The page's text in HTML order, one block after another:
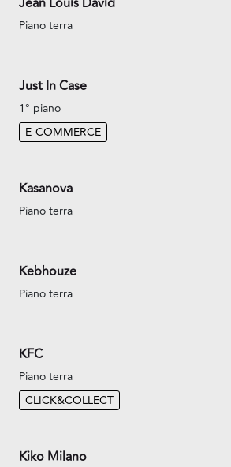
Piano terra
Just In Case
1° piano
E-COMMERCE
Kasanova
Piano terra
Kebhouze
Piano terra
KFC
Piano terra
CLICK&COLLECT
Kiko Milano